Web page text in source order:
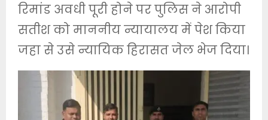
रिमांड अवधी पूरी होने पर पुलिस ने आरोपी
सतीश को माननीय न्यायालय में पेश किया
जहा से उसे न्यायिक हिरासत जेल भेज दिया।